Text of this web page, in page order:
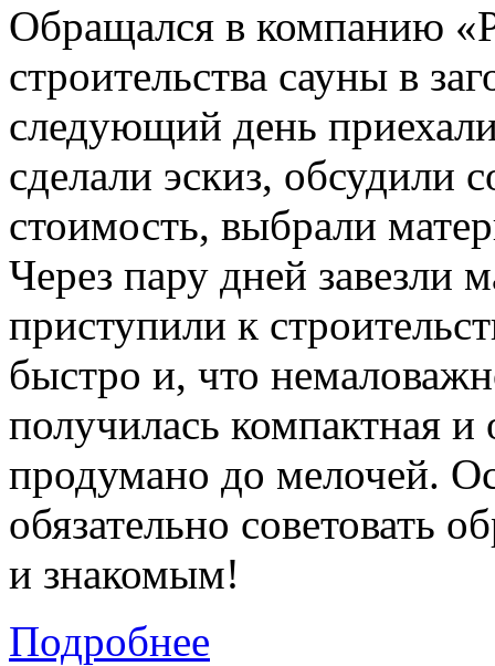
Обращался в компанию
строительства сауны в
следующий день
сделали эскиз, обсудили
стоимость, выбрали
Через пару дней завезли
приступили к
быстро и, что
получилась компактная
продумано до мелочей.
обязательно советовать
и знакомым!
Подробнее